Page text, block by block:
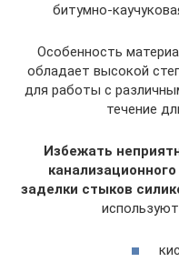
битумно-
Особенность
обладает высокой
для работы с
течение
Избежать
заделки стыков